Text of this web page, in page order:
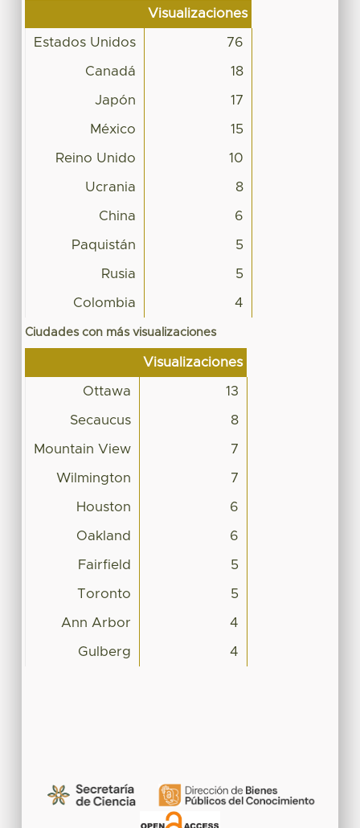
Visualizaciones
Estados Unidos 76
Canadá 18
Japón 17
México 15
Reino Unido 10
Ucrania 8
China 6
Paquistán 5
Rusia 5
Colombia 4
Ciudades con más visualizaciones
Visualizaciones
Ottawa 13
Secaucus 8
Mountain View 7
Wilmington 7
Houston 6
Oakland 6
Fairfield 5
Toronto 5
Ann Arbor 4
Gulberg 4